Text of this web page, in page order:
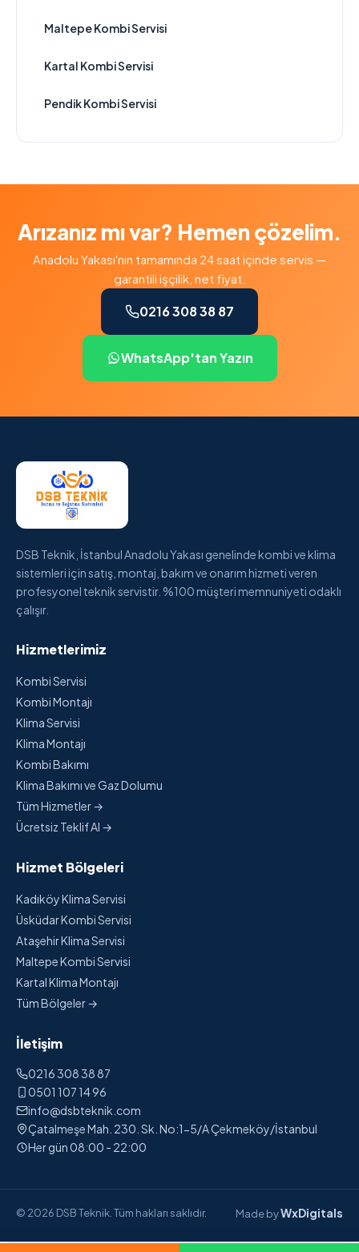
Maltepe Kombi Servisi
Kartal Kombi Servisi
Pendik Kombi Servisi
Arızanız mı var? Hemen çözelim.
Anadolu Yakası'nın tamamında 24 saat içinde servis —
garantili işçilik, net fiyat.
0216 308 38 87
WhatsApp'tan Yazın
DSB Teknik, İstanbul Anadolu Yakası genelinde kombi ve klima
sistemleri için satış, montaj, bakım ve onarım hizmeti veren
profesyonel teknik servistir. %100 müşteri memnuniyeti odaklı
çalışır.
Hizmetlerimiz
Kombi Servisi
Kombi Montajı
Klima Servisi
Klima Montajı
Kombi Bakımı
Klima Bakımı ve Gaz Dolumu
Tüm Hizmetler →
Ücretsiz Teklif Al →
Hizmet Bölgeleri
Kadıköy Klima Servisi
Üsküdar Kombi Servisi
Ataşehir Klima Servisi
Maltepe Kombi Servisi
Kartal Klima Montajı
Tüm Bölgeler →
İletişim
0216 308 38 87
0501 107 14 96
info@dsbteknik.com
Çatalmeşe Mah. 230. Sk. No:1-5/A Çekmeköy/İstanbul
Her gün 08:00 - 22:00
© 2026 DSB Teknik. Tüm hakları saklıdır. Made byWxDigitals